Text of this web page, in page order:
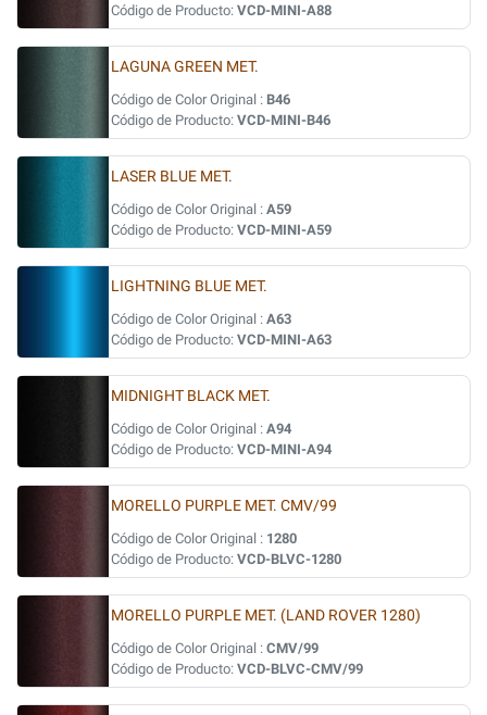
Código de Producto: VCD-MINI-A88
LAGUNA GREEN MET.
Código de Color Original : B46
Código de Producto: VCD-MINI-B46
LASER BLUE MET.
Código de Color Original : A59
Código de Producto: VCD-MINI-A59
LIGHTNING BLUE MET.
Código de Color Original : A63
Código de Producto: VCD-MINI-A63
MIDNIGHT BLACK MET.
Código de Color Original : A94
Código de Producto: VCD-MINI-A94
MORELLO PURPLE MET. CMV/99
Código de Color Original : 1280
Código de Producto: VCD-BLVC-1280
MORELLO PURPLE MET. (LAND ROVER 1280)
Código de Color Original : CMV/99
Código de Producto: VCD-BLVC-CMV/99